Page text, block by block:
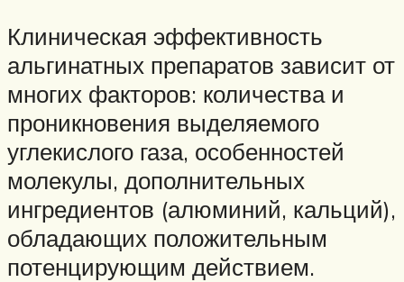
Клиническая эффективность
альгинатных препаратов зависит от
многих факторов: количества и
проникновения выделяемого
углекислого газа, особенностей
молекулы, дополнительных
ингредиентов (алюминий, кальций),
обладающих положительным
потенцирующим действием.